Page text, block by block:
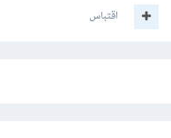
اقتباس